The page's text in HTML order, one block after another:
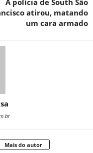
A polícia de South São
atirou, matando
um cara armado
Mais do autor